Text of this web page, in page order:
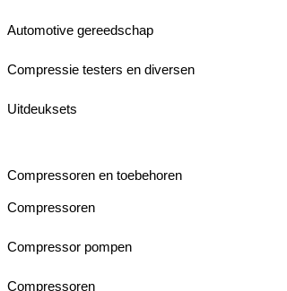
Automotive gereedschap
Compressie testers en diversen
Uitdeuksets
Compressoren en toebehoren
Compressoren
Compressor pompen
Compressoren